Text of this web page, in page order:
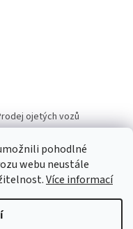
pohodlné
webu neustále
Více informací
ojetých vozů